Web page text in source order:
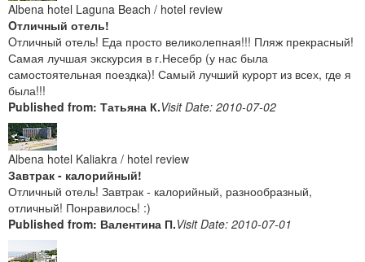
Albena hotel Laguna Beach / hotel review
Oтличный отель!
Oтличный отель! Еда просто великолепная!!! Пляж прекрасный!
Самая лучшая экскурсия в г.Несебр (у нас была
самостоятельная поездка)! Самый лучший курорт из всех, где я
была!!!
Published from: Татьяна К.Visit Date: 2010-07-02
Albena hotel Kaliakra / hotel review
Завтрак - калорийный!
Отличный отель! Завтрак - калорийный, разнообразный,
отличный! Понравилось! :)
Published from: Валентина П.Visit Date: 2010-07-01